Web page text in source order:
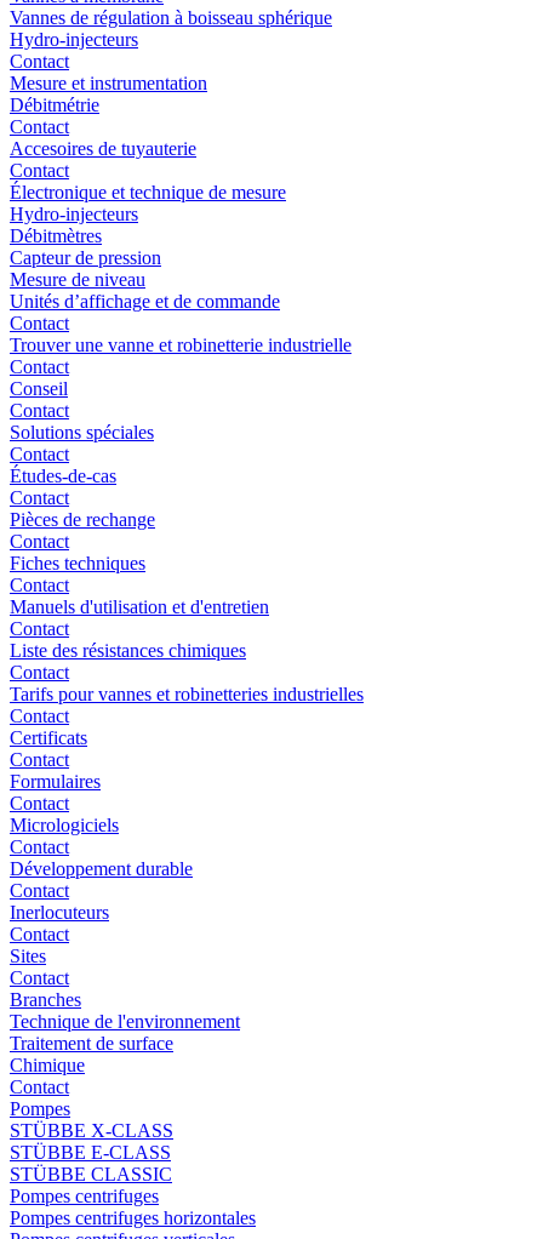
Vannes de régulation à boisseau sphérique
Hydro-injecteurs
Contact
Mesure et instrumentation
Débitmétrie
Contact
Accesoires de tuyauterie
Contact
Électronique et technique de mesure
Hydro-injecteurs
Débitmètres
Capteur de pression
Mesure de niveau
Unités d’affichage et de commande
Contact
Trouver une vanne et robinetterie industrielle
Contact
Conseil
Contact
Solutions spéciales
Contact
Études-de-cas
Contact
Pièces de rechange
Contact
Fiches techniques
Contact
Manuels d'utilisation et d'entretien
Contact
Liste des résistances chimiques
Contact
Tarifs pour vannes et robinetteries industrielles
Contact
Certificats
Contact
Formulaires
Contact
Micrologiciels
Contact
Développement durable
Contact
Inerlocuteurs
Contact
Sites
Contact
Branches
Technique de l'environnement
Traitement de surface
Chimique
Contact
Pompes
STÜBBE X-CLASS
STÜBBE E-CLASS
STÜBBE CLASSIC
Pompes centrifuges
Pompes centrifuges horizontales